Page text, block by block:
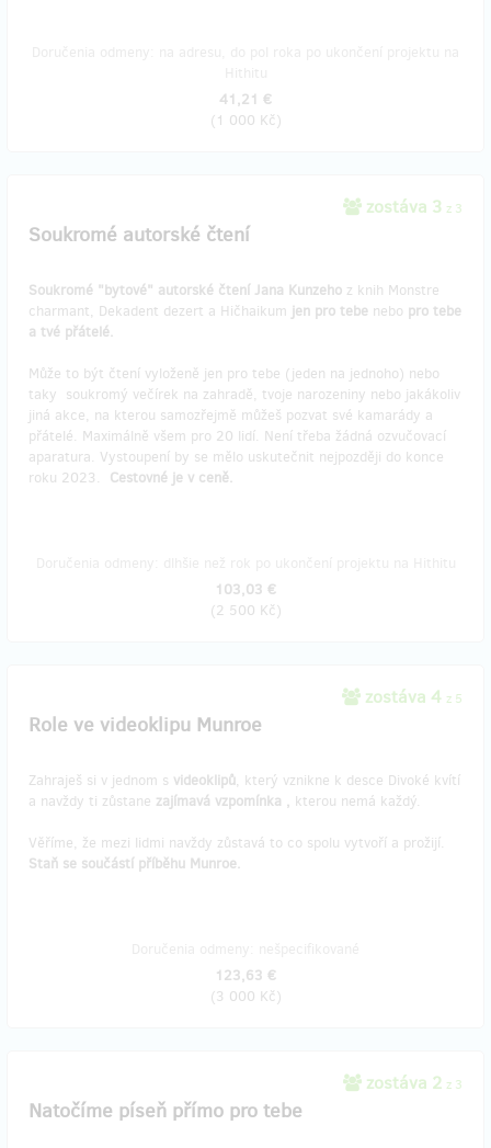
41,21 €
(1 000 Kč)
zostáva 3 z 3
Soukromé autorské čtení
Soukromé "bytové" autorské čtení Jana Kunzeho z knih Monstre
charmant, Dekadent dezert a Hičhaikum jen pro tebe nebo pro tebe
a tvé přátelé.
Může to být čtení vyloženě jen pro tebe (jeden na jednoho) nebo
taky soukromý večírek na zahradě, tvoje narozeniny nebo jakákoliv
jiná akce, na kterou samozřejmě můžeš pozvat své kamarády a
přátelé. Maximálně všem pro 20 lidí. Není třeba žádná ozvučovací
aparatura. Vystoupení by se mělo uskutečnit nejpozději do konce
roku 2023. Cestovné je v ceně.
103,03 €
(2 500 Kč)
zostáva 4 z 5
Role ve videoklipu Munroe
Zahraješ si v jednom s videoklipů, který vznikne k desce Divoké kvítí
a navždy ti zůstane zajímavá vzpomínka , kterou nemá každý.
Věříme, že mezi lidmi navždy zůstavá to co spolu vytvoří a prožijí.
Staň se součástí příběhu Munroe.
123,63 €
(3 000 Kč)
zostáva 2 z 3
Natočíme píseň přímo pro tebe